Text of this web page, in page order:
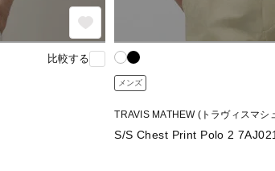
比較する
メンズ
TRAVIS MATHEW (トラヴィスマシ
S/S Chest Print Polo 2